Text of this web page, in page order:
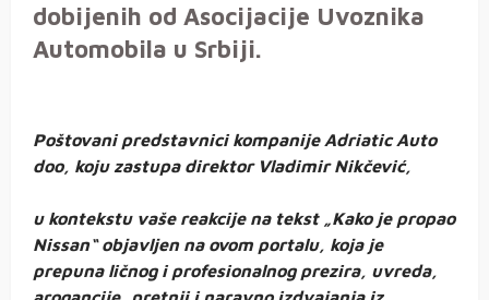
dobijenih od Asocijacije Uvoznika
Automobila u Srbiji.
Poštovani predstavnici kompanije Adriatic Auto
doo, koju zastupa direktor Vladimir Nikčević,
u kontekstu vaše reakcije na tekst „Kako je propao
Nissan“ objavljen na ovom portalu, koja je
prepuna ličnog i profesionalnog prezira, uvreda,